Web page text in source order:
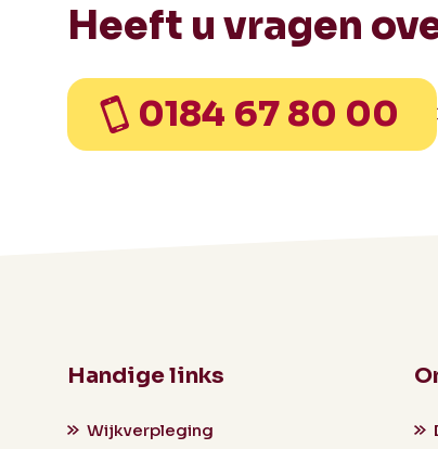
Heeft u vragen
0184 67 80 00
Handige links
Wijkverpleging